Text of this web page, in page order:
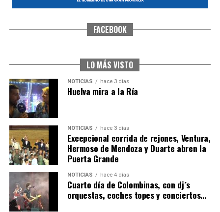
SEXTA CORRIDA DE LAS FIESTAS COLOMBINAS
6º DÍA DE LAS FIESTAS COLOMBINAS 2026
hace 3 días Huelvatv
FACEBOOK
LO MÁS VISTO
NOTICIAS hace 3 días
Huelva mira a la Ría
NOTICIAS hace 3 días
Excepcional corrida de rejones, Ventura,
Hermoso de Mendoza y Duarte abren la
Puerta Grande
NOTICIAS hace 4 días
Cuarto día de Colombinas, con dj´s
orquestas, coches topes y conciertos…